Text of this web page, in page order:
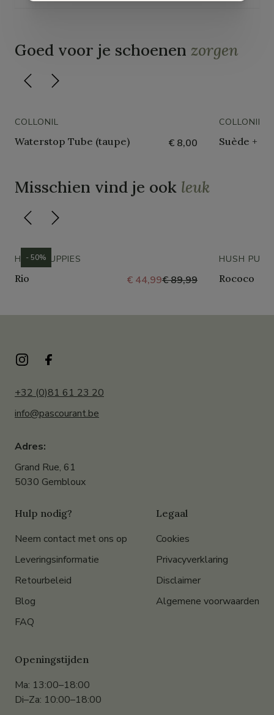
Goed voor je schoenen zorgen
COLLONIL
Waterstop Tube (taupe) € 8,00
COLLONIL
Suède +
Misschien vind je ook leuk
HUSH PUPPIES
Rio € 44,99€ 89,99
- 50% HUSH
Rococo
+32 (0)81 61 23 20
info@pascourant.be
Adres:
Grand Rue, 61
5030 Gembloux
Hulp nodig?
Neem contact met ons op
Leveringsinformatie
Retourbeleid
Blog
FAQ
Legaal
Cookies
Privacyverklaring
Disclaimer
Algemene voorwaarden
Openingstijden
Ma: 13:00–18:00
Di–Za: 10:00–18:00